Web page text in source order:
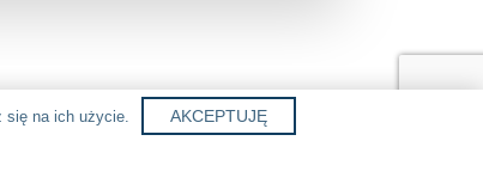
się na ich użycie. AKCEPTUJĘ